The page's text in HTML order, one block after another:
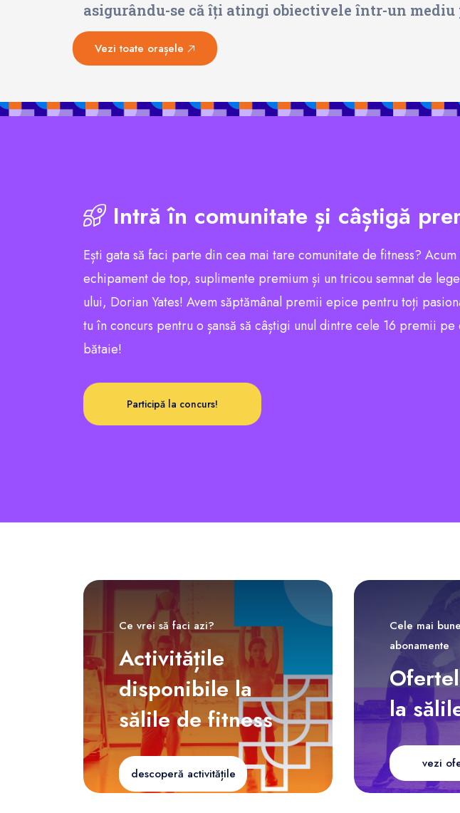
asigurându-se că îți atingi obiectivele într-un mediu
Vezi toate orașele
Intră în comunitate și câștigă
Ești gata să faci parte din cea mai tare comunitate de fitness? Acum
echipament de top, suplimente premium și un tricou semnat de
ului, Dorian Yates! Avem săptămânal premii epice pentru toți
tu în concurs pentru o șansă să câștigi unul dintre cele 16 premii
bătaie!
Participă la concurs!
Ce vrei să faci azi?
Activitățile
disponibile la
sălile de fitness
descoperă activitățile
Cele mai
abonamente
la
vezi